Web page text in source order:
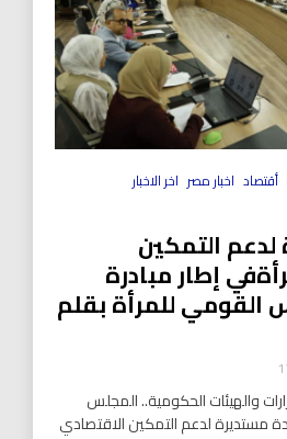
أقتصاد اخبار مصر اخر الاخبار
التمكين
إطار مبادرة
القومي للمرأة بقلم
والهيئات الحكومية.. المجلس
مستديرة لدعم التمكين الاقتصادي